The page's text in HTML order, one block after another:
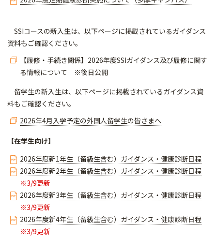
SSIコースの新入生は、以下ページに掲載されているガイダンス
資料もご確認ください。
【履修・手続き関係】2026年度SSIガイダンス及び履修に関す
る情報について ※後日公開
留学生の新入生は、以下ページに掲載されているガイダンス資
料もご確認ください。
2026年4月入学予定の外国人留学生の皆さまへ
【在学生向け】
2026年度新1年生（留級生含む）ガイダンス・健康診断日程
2026年度新2年生（留級生含む）ガイダンス・健康診断日程
※3/9更新
2026年度新3年生（留級生含む）ガイダンス・健康診断日程
※3/9更新
2026年度新4年生（留級生含む）ガイダンス・健康診断日程
※3/9更新